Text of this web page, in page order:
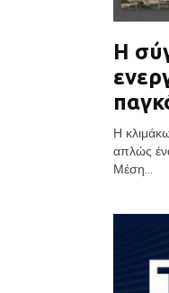
Η
Η
απλώς
Μέση...